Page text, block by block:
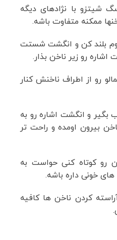
شیتزو با نژادهای دیگه
ممکنه متفاوت باشه.
بلند کن و انگشت شستت
اشاره رو زیر ناخن بذار.
رو از اطراف ناخنش کنار
و انگشت اشاره رو به
بیرون اومده و راحت تر
رو کوتاه کنی حواست به
خونی داره باشه.
کردن ناخن ها کافیه